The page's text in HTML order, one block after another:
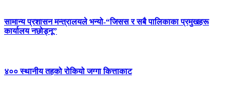
सामान्य प्रशासन मन्त्रालयले भन्यो-“जिसस र सबै पालिकाका प्रमुखहरू
कार्यालय नछोड्नू”
४०० स्थानीय तहको रोकियो जग्गा कित्ताकाट